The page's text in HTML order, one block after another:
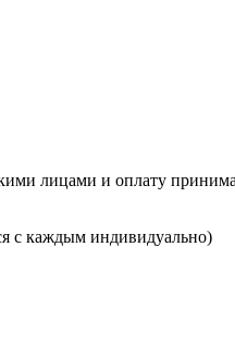
лицами и оплату
с каждым индивидуально)